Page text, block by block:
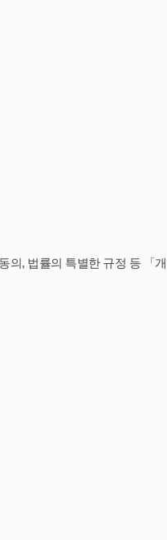
, 법률의 특별한 규정 등 「